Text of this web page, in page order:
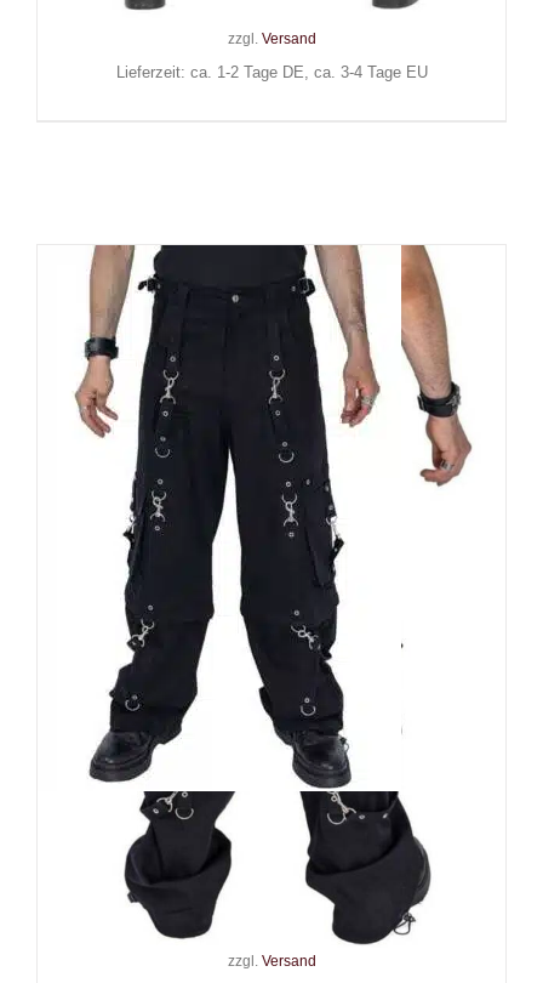
zzgl. Versand
Lieferzeit: ca. 1-2 Tage DE, ca. 3-4 Tage EU
Black Soul Hose Baggy
Bondage
zzgl. Versand